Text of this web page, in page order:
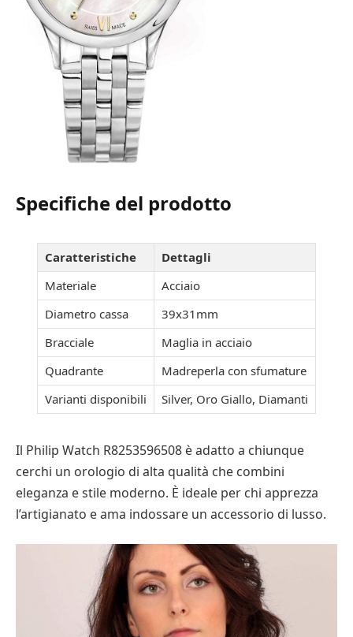
Specifiche del prodotto
Caratteristiche
Dettagli
Materiale
Acciaio
Diametro cassa
39x31mm
Bracciale
Maglia in acciaio
Quadrante
Madreperla con sfumature
Varianti disponibili
Silver, Oro Giallo, Diamanti
Il Philip Watch R8253596508 è adatto a chiunque
cerchi un orologio di alta qualità che combini
eleganza e stile moderno. È ideale per chi apprezza
l’artigianato e ama indossare un accessorio di lusso.